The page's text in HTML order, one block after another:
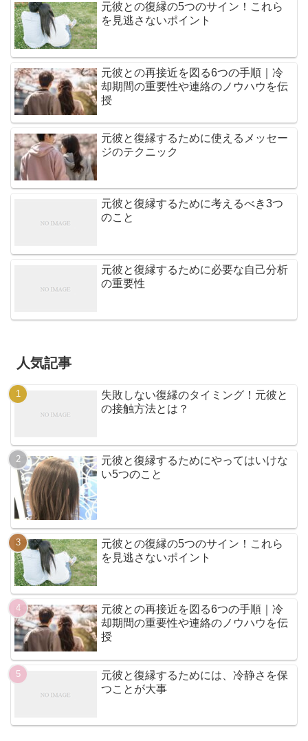
元彼との復縁の5つのサイン！これら
を見逃さないポイント
元彼との再接近を図る6つの手順｜冷
却期間の重要性や連絡のノウハウを伝
授
元彼と復縁するために使えるメッセー
ジのテクニック
元彼と復縁するために考えるべき3つ
のこと
元彼と復縁するために必要な自己分析
の重要性
人気記事
失敗しない復縁のタイミング！元彼と
の接触方法とは？
元彼と復縁するためにやってはいけな
い5つのこと
元彼との復縁の5つのサイン！これら
を見逃さないポイント
元彼との再接近を図る6つの手順｜冷
却期間の重要性や連絡のノウハウを伝
授
元彼と復縁するためには、冷静さを保
つことが大事